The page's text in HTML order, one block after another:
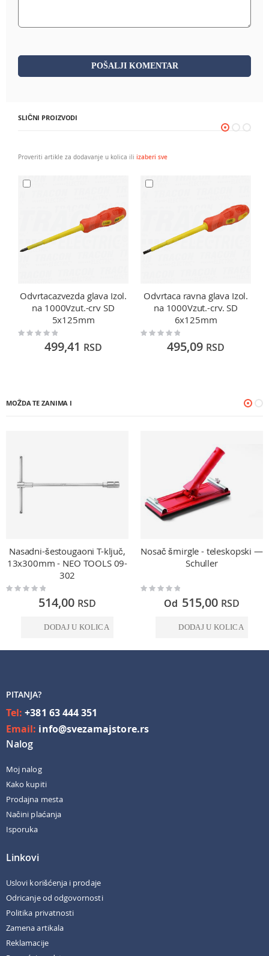
POŠALJI KOMENTAR
SLIČNI PROIZVODI
Proveriti artikle za dodavanje u kolica ili izaberi sve
Odvrtacazvezda glava Izol.
na 1000Vzut.-crv SD
5x125mm
Rating:
499,41 RSD
Odvrtaca ravna glava Izol.
na 1000Vzut.-crv. SD
6x125mm
Rating:
495,09 RSD
MOŽDA TE ZANIMA I
Nasadni-šestougaoni T-ključ,
13x300mm - NEO TOOLS 09-
302
Rating:
514,00 RSD
DODAJ U KOLICA
Nosač šmirgle - teleskopski —
Schuller
Rating:
Od 515,00 RSD
DODAJ U KOLICA
PITANJA?
Tel:+381 63 444 351
Email: info@svezamajstore.rs
Nalog
Moj nalog
Kako kupiti
Prodajna mesta
Načini plaćanja
Isporuka
Linkovi
Uslovi korišćenja i prodaje
Odricanje od odgovornosti
Politika privatnosti
Zamena artikala
Reklamacije